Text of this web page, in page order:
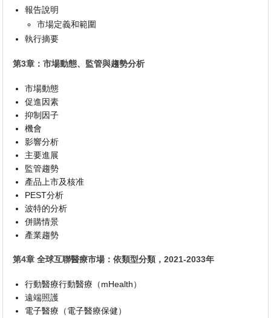
報告說明
市場定義和範圍
執行摘要
第3章：市場動態、監管與趨勢分析
市場動態
促進因素
抑制因子
機會
影響分析
主要進展
監管趨勢
產品上市及核准
PEST分析
波特的分析
併購情景
產業趨勢
第4章 全球互聯醫療市場：依類型分類，2021-2033年
行動醫療行動醫療（mHealth）
遠端照護
電子醫療（電子醫療保健）